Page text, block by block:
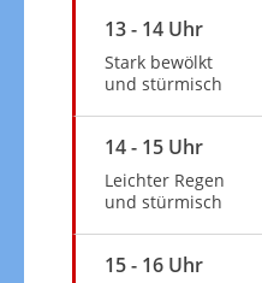
13 - 14 Uhr
Stark bewölkt
und stürmisch
14 - 15 Uhr
Leichter Regen
und stürmisch
15 - 16 Uhr